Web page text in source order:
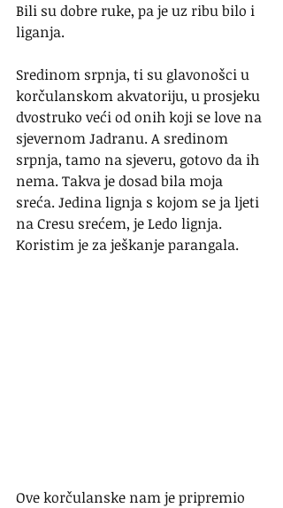
Bili su dobre ruke, pa je uz ribu bilo i
liganja.
Sredinom srpnja, ti su glavonošci u
korčulanskom akvatoriju, u prosjeku
dvostruko veći od onih koji se love na
sjevernom Jadranu. A sredinom
srpnja, tamo na sjeveru, gotovo da ih
nema. Takva je dosad bila moja
sreća. Jedina lignja s kojom se ja ljeti
na Cresu srećem, je Ledo lignja.
Koristim je za ješkanje parangala.
Ove korčulanske nam je pripremio